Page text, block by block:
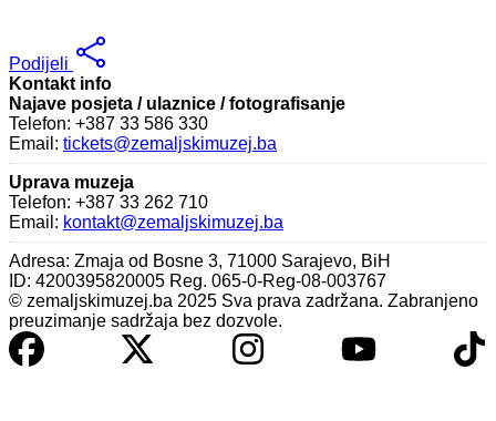
Podijeli
Kontakt info
Najave posjeta / ulaznice / fotografisanje
Telefon: +387 33 586 330
Email: tickets@zemaljskimuzej.ba
Uprava muzeja
Telefon: +387 33 262 710
Email: kontakt@zemaljskimuzej.ba
Adresa: Zmaja od Bosne 3, 71000 Sarajevo, BiH
ID: 4200395820005 Reg. 065-0-Reg-08-003767
© zemaljskimuzej.ba 2025 Sva prava zadržana. Zabranjeno
preuzimanje sadržaja bez dozvole.